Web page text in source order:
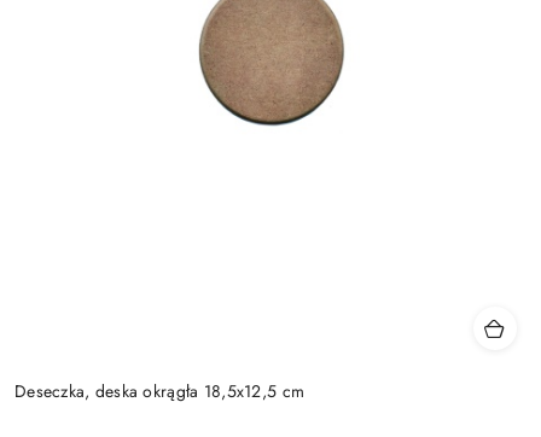
Deseczka, deska okrągła 18,5x12,5 cm